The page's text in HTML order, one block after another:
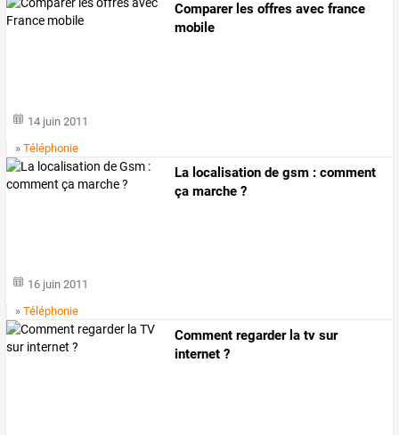
Comparer les offres avec france
mobile
14 juin 2011
»Téléphonie
La localisation de gsm : comment
ça marche ?
16 juin 2011
»Téléphonie
Comment regarder la tv sur
internet ?